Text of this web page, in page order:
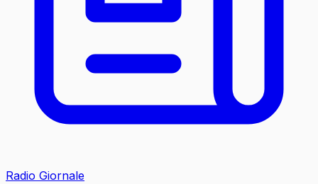
Radio Giornale